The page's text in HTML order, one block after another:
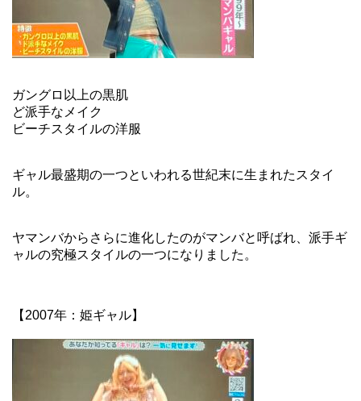
ガングロ以上の黒肌
ど派手なメイク
ビーチスタイルの洋服
ギャル最盛期の一つといわれる世紀末に生まれたスタイ
ル。
ヤマンバからさらに進化したのがマンバと呼ばれ、派手ギ
ャルの究極スタイルの一つになりました。
【2007年：姫ギャル】